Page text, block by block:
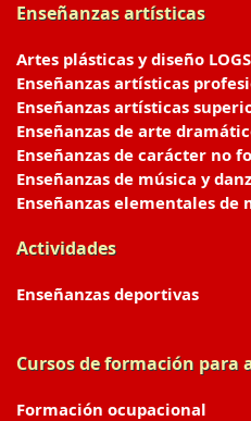
Enseñanzas artísticas
Artes plásticas y diseño
Enseñanzas artísticas
Enseñanzas artísticas
Enseñanzas de arte
Enseñanzas de carácter no
Enseñanzas de música y
Enseñanzas elementales de
Actividades
Enseñanzas deportivas
Cursos de formación para
Formación ocupacional